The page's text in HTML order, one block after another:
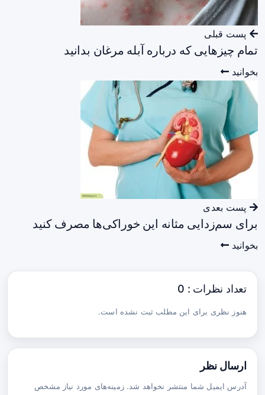
پست قبلی
تمام چیزهایی که درباره آبله مرغان بدانید
بخوانید
پست بعدی
برای سم‌زدایی مثانه این خوراکی‌ها مصرف کنید
بخوانید
تعداد نظرات : 0
هنوز نظری برای این مطلب ثبت نشده است.
ارسال نظر
آدرس ایمیل شما منتشر نخواهد شد. زمینه‌های مورد نیاز مشخص